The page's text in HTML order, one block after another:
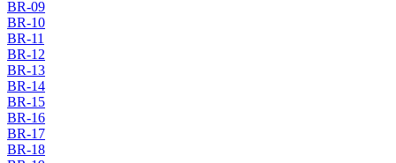
BR-09
BR-10
BR-11
BR-12
BR-13
BR-14
BR-15
BR-16
BR-17
BR-18